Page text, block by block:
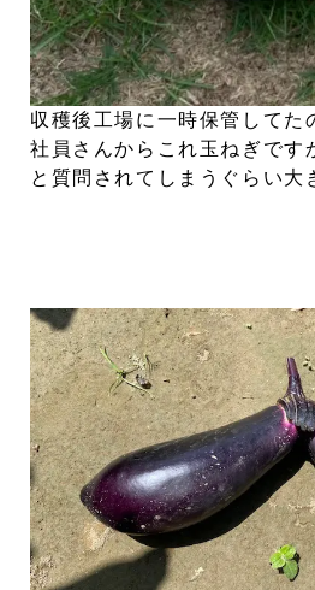
収穫後工場に一時保管してた
社員さんからこれ玉ねぎです
と質問されてしまうぐらい大